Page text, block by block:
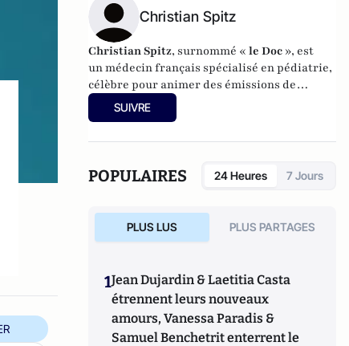
Christian Spitz
Christian Spitz, surnommé «le Doc », est
unmédecinfrançais spécialisé enpédiatrie,
célèbre pour animer des émissions de
radioet detélévision
Questions d'adolescents (Editions Odile
SUIVRE
POPULAIRES 24 Heures 7 Jours
PLUS LUS PLUS PARTAGES
1Jean Dujardin & Laetitia Casta
étrennent leurs nouveaux
amours, Vanessa Paradis &
Samuel Benchetrit enterrent le